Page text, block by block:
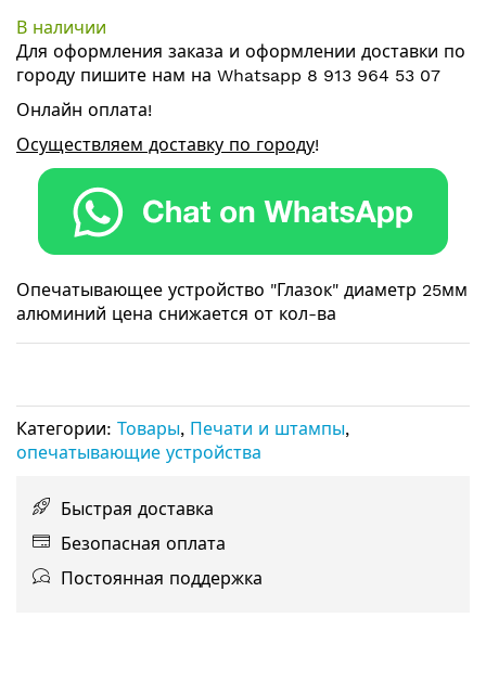
галереи
изображений
В наличии
Для оформления заказа и оформлении доставки по
городу пишите нам на Whatsapp 8 913 964 53 07
Онлайн оплата!
Осуществляем доставку по городу!
Опечатывающее устройство "Глазок" диаметр 25мм
алюминий цена снижается от кол-ва
Категории: Товары, Печати и штампы,
опечатывающие устройства
Быстрая доставка
Безопасная оплата
Постоянная поддержка